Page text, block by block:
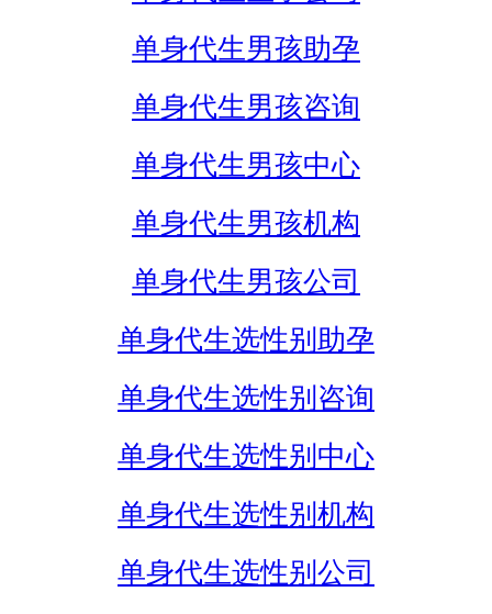
单身代生男孩助孕
单身代生男孩咨询
单身代生男孩中心
单身代生男孩机构
单身代生男孩公司
单身代生选性别助孕
单身代生选性别咨询
单身代生选性别中心
单身代生选性别机构
单身代生选性别公司